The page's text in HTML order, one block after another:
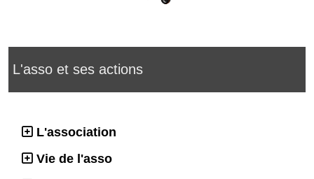
L'asso et ses actions
L'association
Vie de l'asso